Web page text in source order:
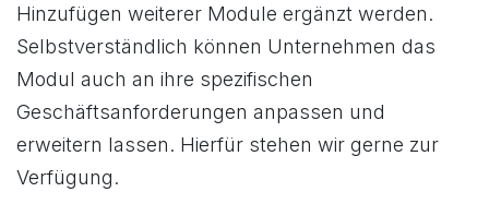
Hinzufügen weiterer Module ergänzt werden.
Selbstverständlich können Unternehmen das
Modul auch an ihre spezifischen
Geschäftsanforderungen anpassen und
erweitern lassen. Hierfür stehen wir gerne zur
Verfügung.